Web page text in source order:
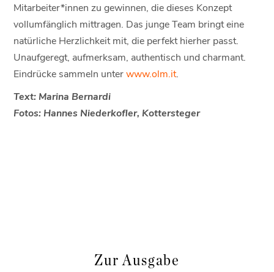
Mitarbeiter*innen zu gewinnen, die dieses Konzept
vollumfänglich mittragen. Das junge Team bringt eine
natürliche Herzlichkeit mit, die perfekt hierher passt.
Unaufgeregt, aufmerksam, authentisch und charmant.
Eindrücke sammeln unterwww.olm.it.
Text: Marina Bernardi
Fotos: Hannes Niederkofler, Kottersteger
Zur Ausgabe